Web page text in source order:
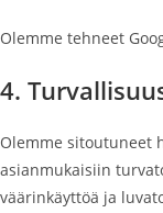
Olemme tehneet
4.
Olemme sitoutuneet
asianmukaisiin
väärinkäyttöä ja